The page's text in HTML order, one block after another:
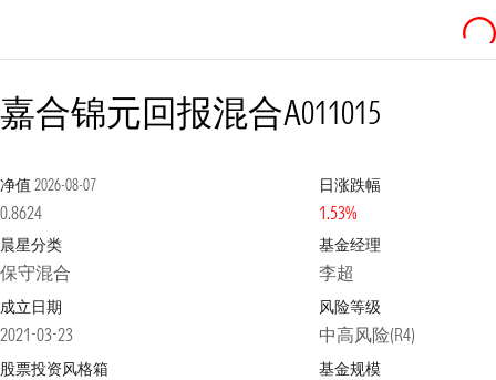
嘉合锦元回报混合A011015
净值 2026-08-07
0.8624
日涨跌幅
1.53%
晨星分类
保守混合
基金经理
李超
成立日期
2021-03-23
风险等级
中高风险(R4)
股票投资风格箱 基金规模